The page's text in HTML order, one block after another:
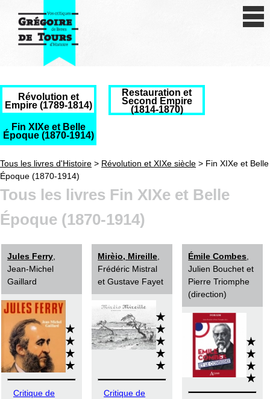
Antiquité
Autres civilisations
Thématiques
Révolution et
Empire (1789-1814)
Restauration et
Second Empire
(1814-1870)
Fin XIXe et Belle
Époque (1870-1914)
Tous les livres d'Histoire > Révolution et XIXe siècle > Fin XIXe et Belle
Époque (1870-1914)
Tous les livres Fin XIXe et Belle
Époque (1870-1914)
Jules Ferry
Jean-Michel
Gaillard
Critique de
Mirèio, Mireille
Frédéric Mistral
et Gustave Fayet
Critique de
Émile Combes
Julien Bouchet et
Pierre Triomphe
(direction)